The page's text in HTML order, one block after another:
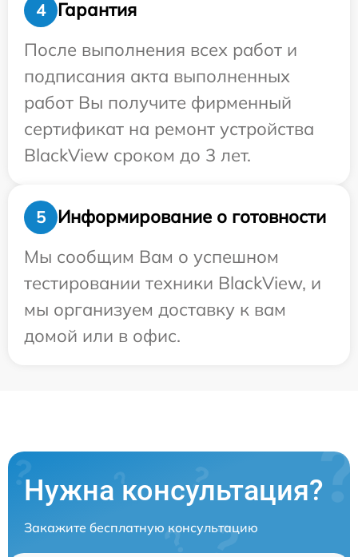
4
Гарантия
После выполнения всех работ и
подписания акта выполненных
работ Вы получите фирменный
сертификат на ремонт устройства
BlackView сроком до 3 лет.
5
Информирование о готовности
Мы сообщим Вам о успешном
тестировании техники BlackView, и
мы организуем доставку к вам
домой или в офис.
Нужна консультация?
Закажите бесплатную консультацию